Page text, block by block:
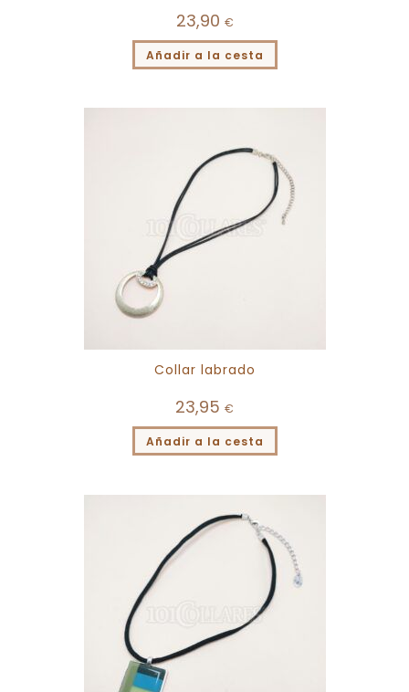
23,90 €
Añadir a la cesta
Collar labrado
23,95 €
Añadir a la cesta